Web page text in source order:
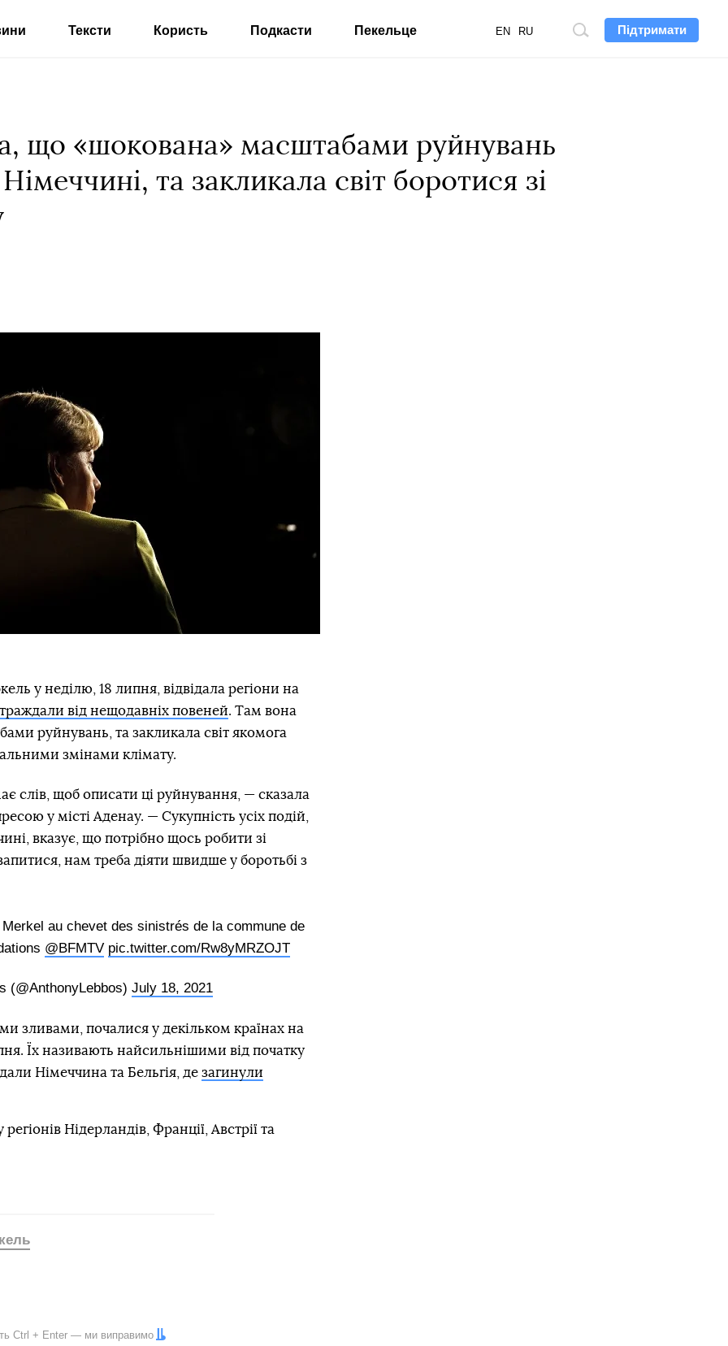
Підтримати
Пошук
EN RU
Тексти Користь Подкасти Пекельце
що «шокована» масштабами руйнувань
та закликала світ боротися зі
у неділю, 18 липня, відвідала регіони на
від нещодавніх повеней. Там вона
руйнувань, та закликала світ якомога
змінами клімату.
слів, щоб описати ці руйнування, — сказала
у місті Аденау. — Сукупність усіх подій,
вказує, що потрібно щось робити зі
нам треба діяти швидше у боротьбі з
au chevet des sinistrés de la commune de
@BFMTV pic.twitter.com/Rw8yMRZOJT
(@AnthonyLebbos) July 18, 2021
зливами, почалися у декільком країнах на
Їх називають найсильнішими від початку
Німеччина та Бельгія, де загинули
Нідерландів, Франції, Австрії та
Ctrl + Enter — ми виправимо